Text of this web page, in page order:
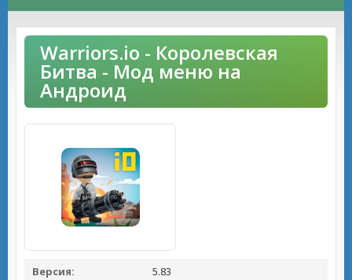
Warriors.io - Королевская
Битва - Мод меню на
Андроид
Версия:
5.83